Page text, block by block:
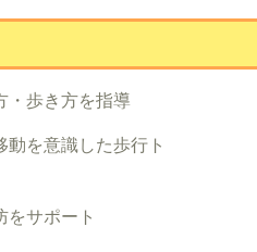
・歩き方を指導
動を意識した歩行ト
をサポート